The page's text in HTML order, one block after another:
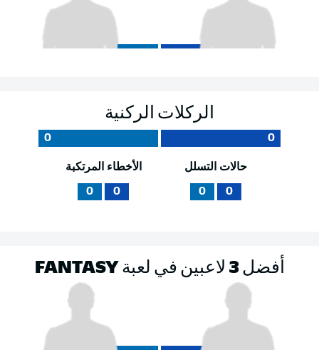
الركلات الركنية
0
0
حالات التسلل
0
0
الأخطاء المرتكبة
0
0
أفضل 3 لاعبين في لعبة FANTASY